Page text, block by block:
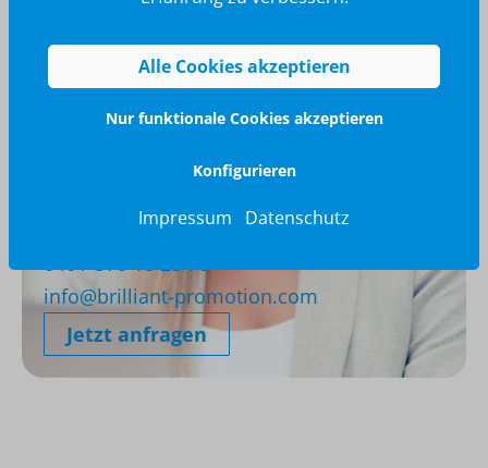
Wir glänzen für Sie
040 / 570 18 25 70
info@brilliant-promotion.com
Jetzt anfragen
Alle Cookies akzeptieren
Nur funktionale Cookies akzeptieren
Konfigurieren
Impressum Datenschutz